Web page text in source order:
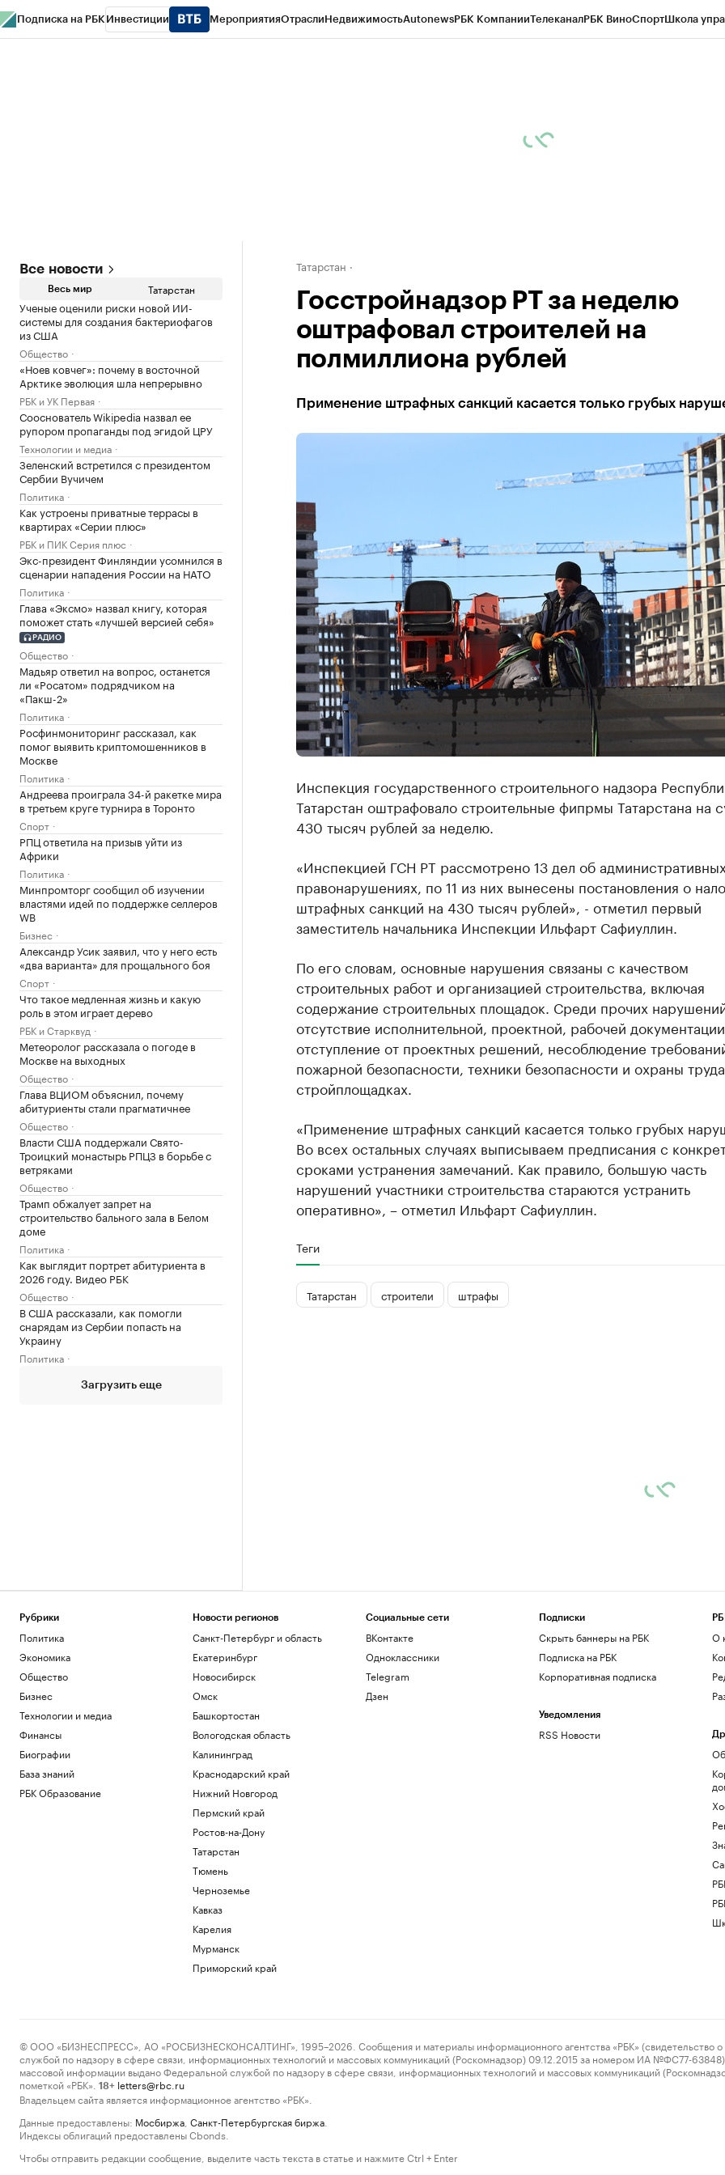
Подписка на РБК Инвестиции МероприятияОтраслиНедвижимостьAutonewsРБК КомпанииТелеканалРБК ВиноСпортШкола
Все новости
Весь мир Татарстан
Ученые оценили риски новой ИИ-
системы для создания бактериофагов
из США
Общество
«Ноев ковчег»: почему в восточной
Арктике эволюция шла непрерывно
РБК и УК Первая
Сооснователь Wikipedia назвал ее
рупором пропаганды под эгидой ЦРУ
Технологии и медиа
Зеленский встретился с президентом
Сербии Вучичем
Политика
Как устроены приватные террасы в
квартирах «Серии плюс»
РБК и ПИК Серия плюс
Экс-президент Финляндии усомнился в
сценарии нападения России на НАТО
Политика
Глава «Эксмо» назвал книгу, которая
поможет стать «лучшей версией себя»
РАДИО
Общество
Мадьяр ответил на вопрос, останется
ли «Росатом» подрядчиком на
«Пакш-2»
Политика
Росфинмониторинг рассказал, как
помог выявить криптомошенников в
Москве
Политика
Андреева проиграла 34-й ракетке мира
в третьем круге турнира в Торонто
Спорт
РПЦ ответила на призыв уйти из
Африки
Политика
Минпромторг сообщил об изучении
властями идей по поддержке селлеров
WB
Бизнес
Александр Усик заявил, что у него есть
«два варианта» для прощального боя
Спорт
Что такое медленная жизнь и какую
роль в этом играет дерево
РБК и Старквуд
Метеоролог рассказала о погоде в
Москве на выходных
Общество
Глава ВЦИОМ объяснил, почему
абитуриенты стали прагматичнее
Общество
Власти США поддержали Свято-
Троицкий монастырь РПЦЗ в борьбе с
ветряками
Общество
Трамп обжалует запрет на
строительство бального зала в Белом
доме
Политика
Как выглядит портрет абитуриента в
2026 году. Видео РБК
Общество
В США рассказали, как помогли
снарядам из Сербии попасть на
Украину
Политика
Загрузить еще
Татарстан
Госстройнадзор РТ за неделю
оштрафовал строителей на
полмиллиона рублей
Применение штрафных санкций касается только грубых
Инспекция государственного строительного надзора
Татарстан оштрафовало строительные фипрмы Татарстана на
430 тысяч рублей за неделю.
«Инспекцией ГСН РТ рассмотрено 13 дел об административных
правонарушениях, по 11 из них вынесены постановления о
штрафных санкций на 430 тысяч рублей», - отметил первый
заместитель начальника Инспекции Ильфарт Сафиуллин.
По его словам, основные нарушения связаны с качеством
строительных работ и организацией строительства, включая
содержание строительных площадок. Среди прочих
отсутствие исполнительной, проектной, рабочей
отступление от проектных решений, несоблюдение
пожарной безопасности, техники безопасности и охраны
стройплощадках.
«Применение штрафных санкций касается только грубых
Во всех остальных случаях выписываем предписания с
сроками устранения замечаний. Как правило, большую часть
нарушений участники строительства стараются устранить
оперативно», – отметил Ильфарт Сафиуллин.
Теги
Татарстан строители штрафы
Рубрики
Политика
Экономика
Общество
Бизнес
Технологии и медиа
Финансы
Биографии
База знаний
РБК Образование
Новости регионов
Санкт-Петербург и область
Екатеринбург
Новосибирск
Омск
Башкортостан
Вологодская область
Калининград
Краснодарский край
Нижний Новгород
Пермский край
Ростов-на-Дону
Татарстан
Тюмень
Черноземье
Кавказ
Карелия
Мурманск
Приморский край
Социальные сети
ВКонтакте
Одноклассники
Telegram
Дзен
Подписки
Скрыть баннеры на РБК
Подписка на РБК
Корпоративная подписка
Уведомления
RSS Новости
О
© ООО «БИЗНЕСПРЕСС», АО «РОСБИЗНЕСКОНСАЛТИНГ», 1995–2026. Сообщения и материалы информационного агентства «РБК» (свидетельство о
службой по надзору в сфере связи, информационных технологий и массовых коммуникаций (Роскомнадзор) 09.12.2015 за номером ИА №ФС77-63848)
массовой информации выдано Федеральной службой по надзору в сфере связи, информационных технологий и массовых коммуникаций
пометкой «РБК».
18+ letters@rbc.ru
Владельцем сайта является информационное агентство «РБК».
Данные предоставлены: Мосбиржа Санкт-Петербургская биржа
Индексы облигаций предоставлены Cbonds.
Чтобы отправить редакции сообщение, выделите часть текста в статье и нажмите Ctrl + Enter